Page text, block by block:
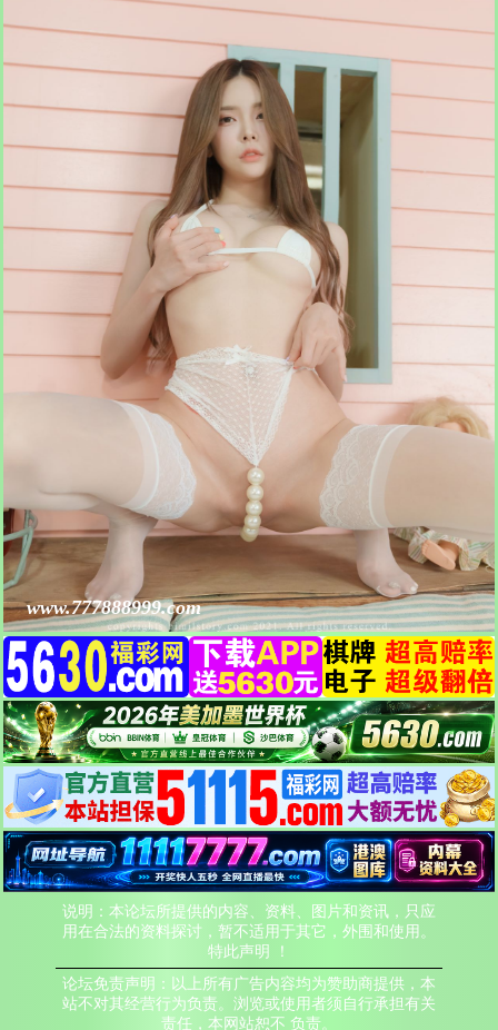
www.777888999.com
说明：本论坛所提供的内容、资料、图片和资讯，只应
用在合法的资料探讨，暂不适用于其它，外围和使用。
特此声明 ！
论坛免责声明：以上所有广告内容均为赞助商提供，本
站不对其经营行为负责。浏览或使用者须自行承担有关
责任，本网站恕不 负责。